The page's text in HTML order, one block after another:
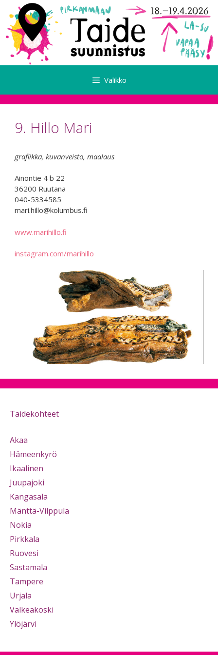
sisältöön
Valikko
9. Hillo Mari
grafiikka, kuvanveisto, maalaus
Ainontie 4 b 22
36200 Ruutana
040-5334585
mari.hillo@kolumbus.fi
www.marihillo.fi
instagram.com/marihillo
Taidekohteet
Akaa
Hämeenkyrö
Ikaalinen
Juupajoki
Kangasala
Mänttä-Vilppula
Nokia
Pirkkala
Ruovesi
Sastamala
Tampere
Urjala
Valkeakoski
Ylöjärvi